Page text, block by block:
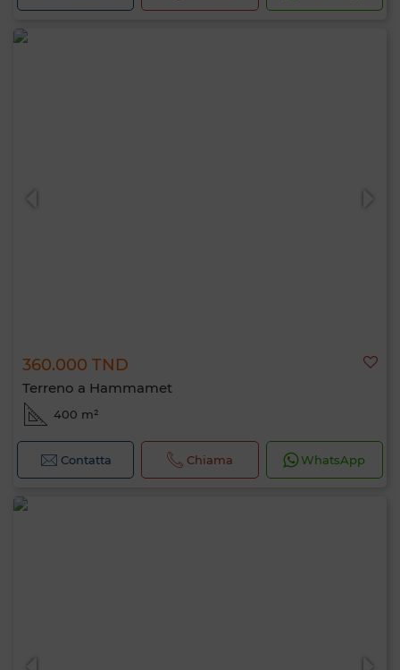
360.000 TND
Terreno a Hammamet
400 m²
Contatta Chiama WhatsApp